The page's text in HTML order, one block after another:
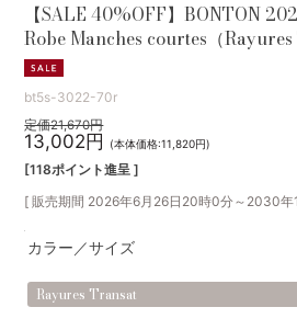
【SALE 40%OFF】BONTON
Robe Manches courtes（
bt5s-3022-70r
定価21,670円
13,002円 (本体価格:11,820円)
[118ポイント進呈 ]
[ 販売期間 2026年6月26日20時0分～ 2030年
カラー／サイズ
Rayures Transat